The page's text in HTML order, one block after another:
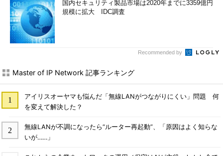
国内セキュリティ製品市場は2020年までに3359億円
規模に拡大 IDC調査
Recommended by
Master of IP Network 記事ランキング
アイリスオーヤマも悩んだ「無線LANがつながりにくい」問題 何
を変えて解決した？
無線LANが不調になったら“ルーター再起動”、「原因はよく知らな
いが……」